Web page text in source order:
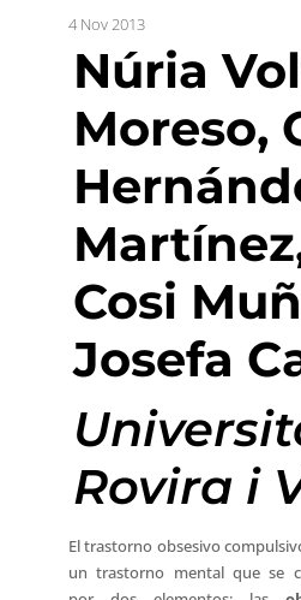
4 Nov 2013
Núria
Moreso,
Cosi
Josefa
Rovira i
El trastorno obsesivo
un trastorno mental que se